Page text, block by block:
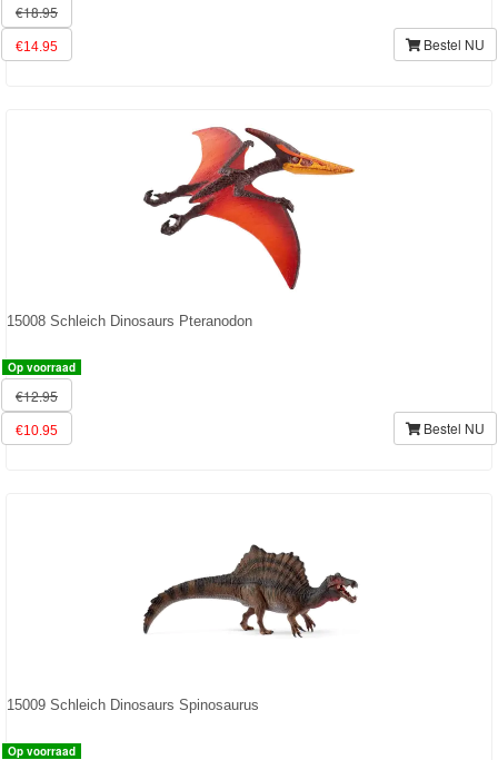
€18.95
€14.95 Bestel NU
15008 Schleich Dinosaurs Pteranodon
Op voorraad
€12.95
€10.95 Bestel NU
15009 Schleich Dinosaurs Spinosaurus
Op voorraad